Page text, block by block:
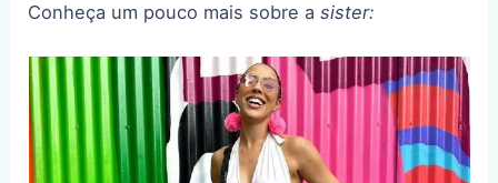
Conheça um pouco mais sobre asister: